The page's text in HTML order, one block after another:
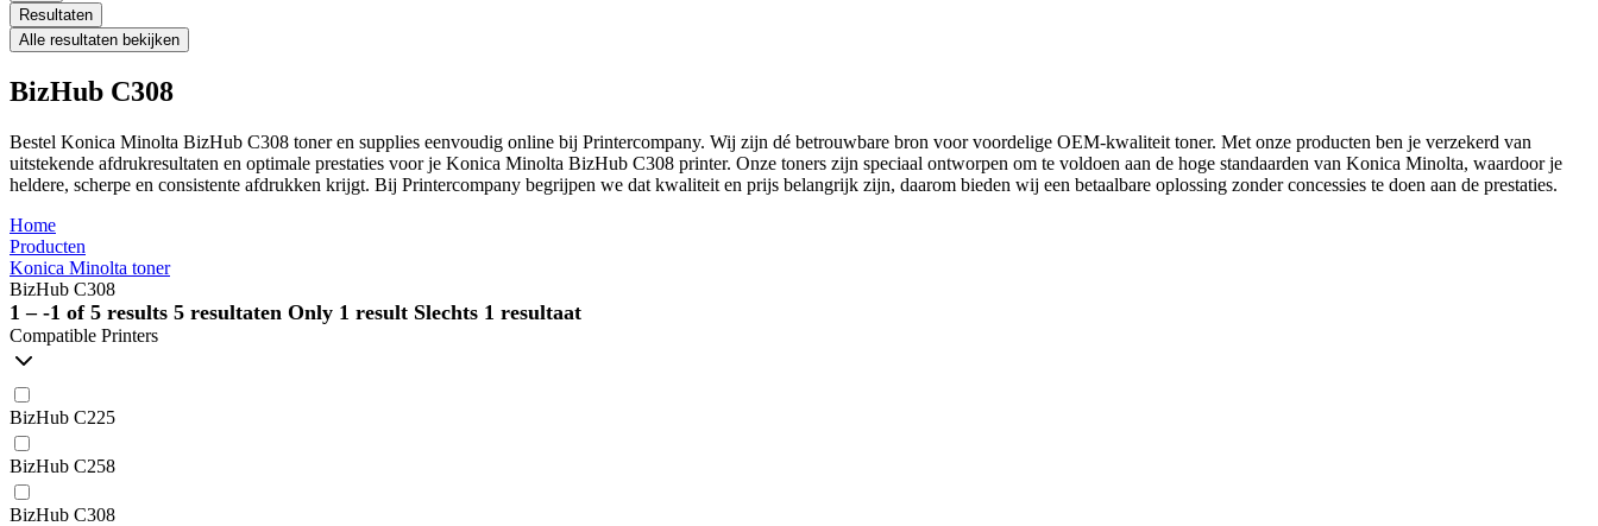
Resultaten
Alle resultaten bekijken
BizHub C308
Bestel Konica Minolta BizHub C308 toner en supplies eenvoudig online bij Printercompany. Wij zijn dé betrouwbare bron voor voordelige OEM-kwaliteit toner. Met onze producten ben je verzekerd van
uitstekende afdrukresultaten en optimale prestaties voor je Konica Minolta BizHub C308 printer. Onze toners zijn speciaal ontworpen om te voldoen aan de hoge standaarden van Konica Minolta, waardoor je
heldere, scherpe en consistente afdrukken krijgt. Bij Printercompany begrijpen we dat kwaliteit en prijs belangrijk zijn, daarom bieden wij een betaalbare oplossing zonder concessies te doen aan de prestaties.
Home
Producten
Konica Minolta toner
BizHub C308
1 – -1 of 5 results 5 resultaten Only 1 result Slechts 1 resultaat
Compatible Printers
BizHub C225
BizHub C258
BizHub C308